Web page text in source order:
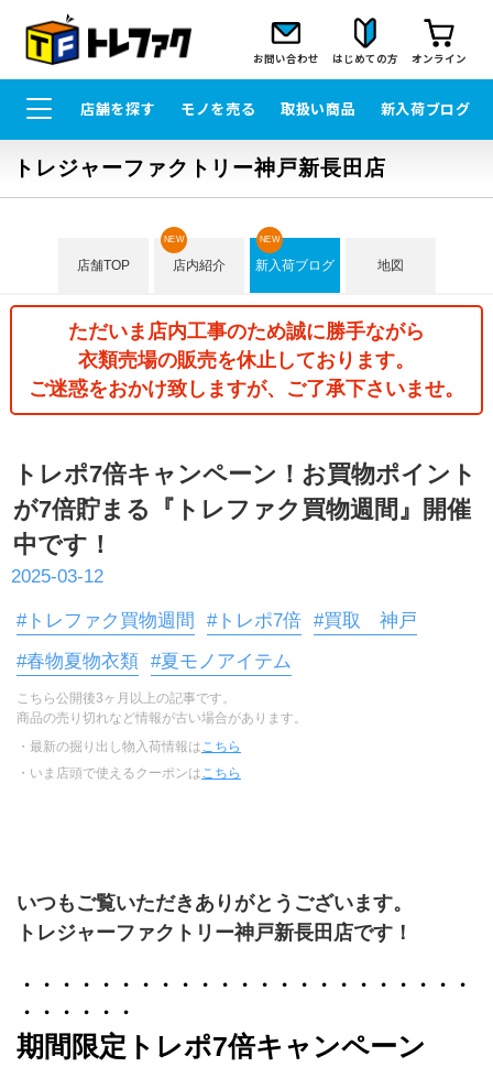
お問い合わせ はじめての方 オンライン
店舗を探す モノを売る 取扱い商品 新入荷ブログ
トレジャーファクトリー神戸新長田店
店舗TOP 店内紹介
NEW
新入荷ブログ
NEW
地図
ただいま店内工事のため誠に勝手ながら
衣類売場の販売を休止しております。
ご迷惑をおかけ致しますが、ご了承下さいませ。
トレポ7倍キャンペーン！お買物ポイント
が7倍貯まる『トレファク買物週間』開催
中です！
2025-03-12
#トレファク買物週間 #トレポ7倍 #買取 神戸
#春物夏物衣類 #夏モノアイテム
こちら公開後3ヶ月以上の記事です。
商品の売り切れなど情報が古い場合があります。
・最新の掘り出し物入荷情報は こちら
・いま店頭で使えるクーポンは こちら
いつもご覧いただきありがとうございます。
トレジャーファクトリー神戸新長田店です！
・・・・・・・・・・・・・・・・・・・・・・・
・・・・・・
期間限定トレポ7倍キャンペーン